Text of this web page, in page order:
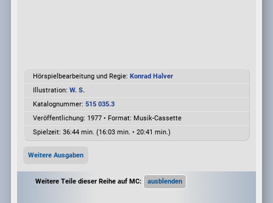
Hörspielbearbeitung und Regie: Konrad Halver
Illustration: W. S.
Katalognummer: 515 035.3
Veröffentlichung: 1977• Format: Musik-Cassette
Spielzeit: 36:44 min. (16:03 min. • 20:41 min.)
Weitere Ausgaben
Weitere Teile dieser Reihe auf MC: